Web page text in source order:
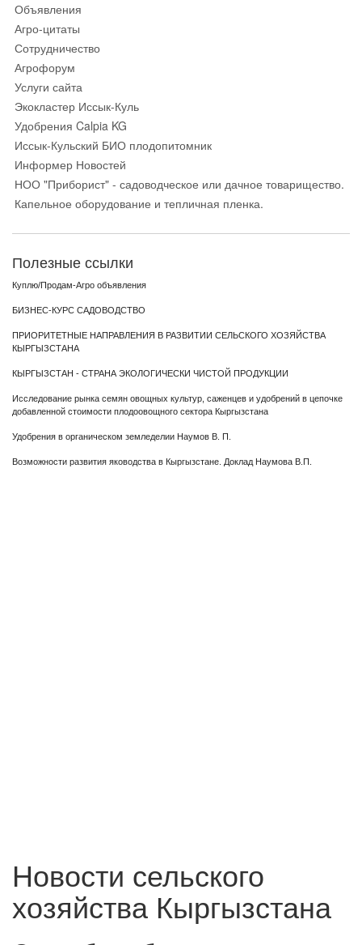
Объявления
Агро-цитаты
Сотрудничество
Агрофорум
Услуги сайта
Экокластер Иссык-Куль
Удобрения Calpia KG
Иссык-Кульский БИО плодопитомник
Информер Новостей
НОО "Приборист" - садоводческое или дачное товарищество.
Капельное оборудование и тепличная пленка.
Полезные ссылки
Куплю/Продам-Агро объявления
БИЗНЕС-КУРС САДОВОДСТВО
ПРИОРИТЕТНЫЕ НАПРАВЛЕНИЯ В РАЗВИТИИ СЕЛЬСКОГО ХОЗЯЙСТВА
КЫРГЫЗСТАНА
КЫРГЫЗСТАН - СТРАНА ЭКОЛОГИЧЕСКИ ЧИСТОЙ ПРОДУКЦИИ
Исследование рынка семян овощных культур, саженцев и удобрений в цепочке
добавленной стоимости плодоовощного сектора Кыргызстана
Удобрения в органическом земледелии Наумов В. П.
Возможности развития яководства в Кыргызстане. Доклад Наумова В.П.
Новости сельского
хозяйства Кыргызстана